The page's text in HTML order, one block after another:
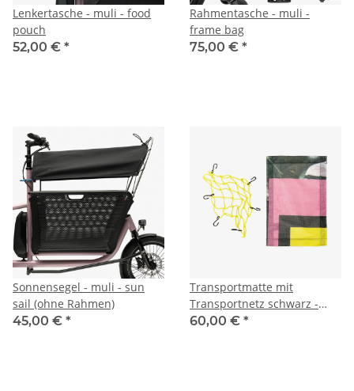
Lenkertasche - muli - food
pouch
52,00 € *
Rahmentasche - muli -
frame bag
75,00 € *
Sonnensegel - muli - sun
sail (ohne Rahmen)
45,00 € *
Transportmatte mit
Transportnetz schwarz -
muli - transport mat -
60,00 € *